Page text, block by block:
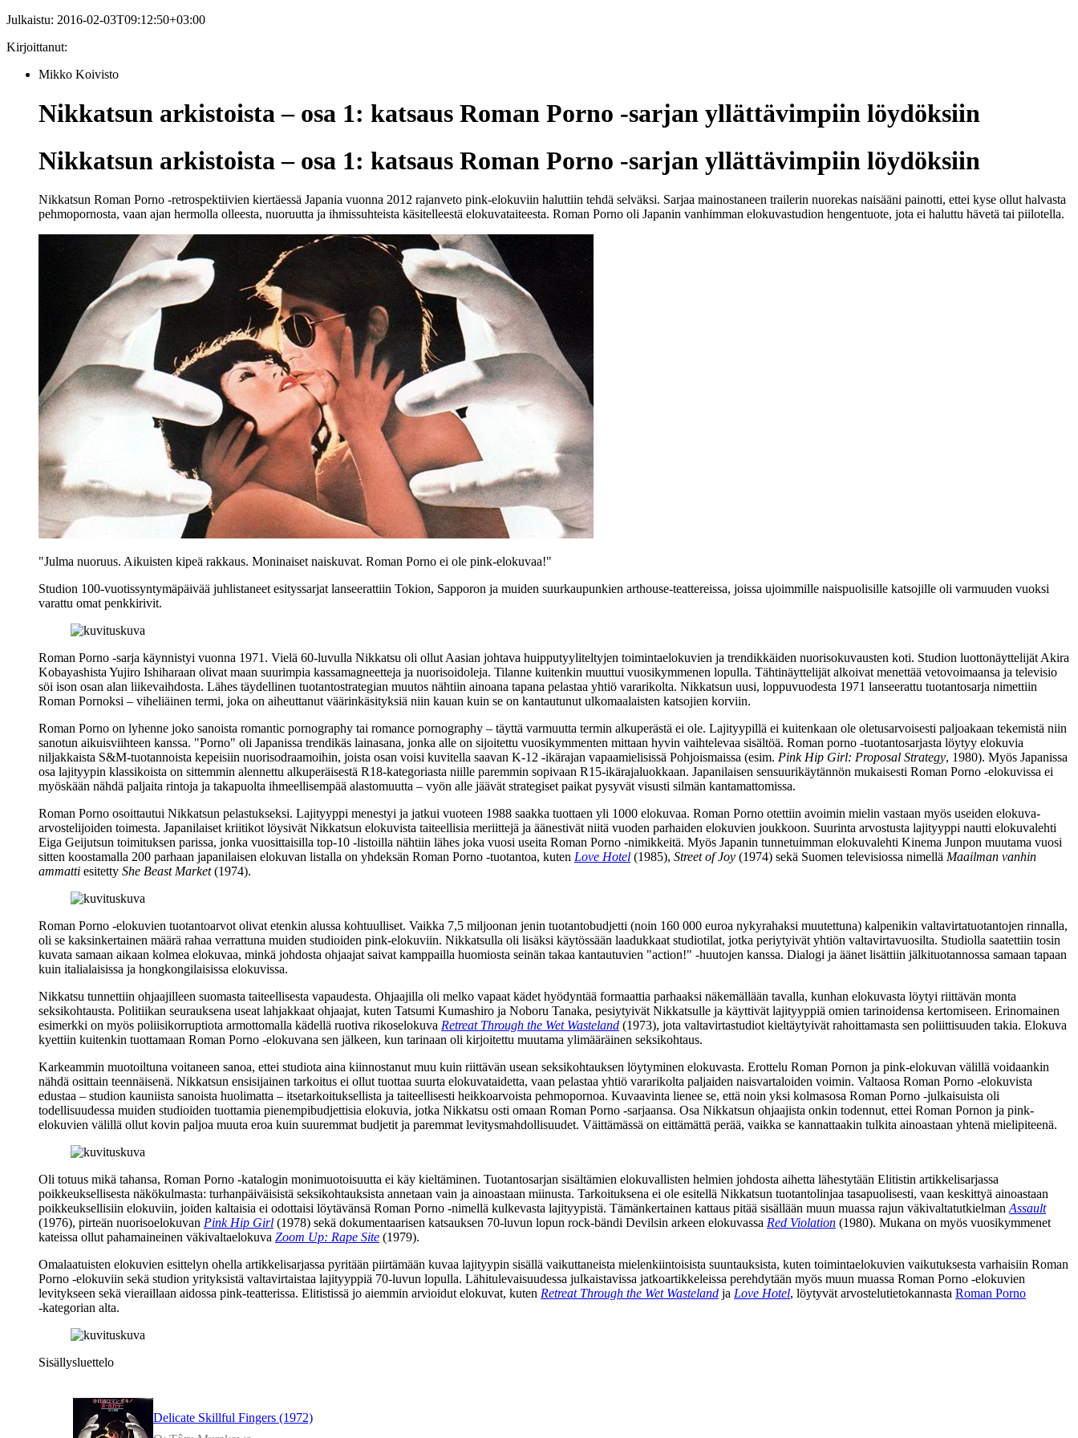
Julkaistu: 2016-02-03T09:12:50+03:00
Kirjoittanut:
Mikko Koivisto
Nikkatsun arkistoista – osa 1: katsaus Roman Porno -sarjan yllättävimpiin löydöksiin
Nikkatsun arkistoista – osa 1: katsaus Roman Porno -sarjan yllättävimpiin löydöksiin
Nikkatsun Roman Porno -retrospektiivien kiertäessä Japania vuonna 2012 rajanveto pink-elokuviin haluttiin tehdä selväksi. Sarjaa mainostaneen trailerin nuorekas naisääni painotti, ettei kyse ollut halvasta
pehmopornosta, vaan ajan hermolla olleesta, nuoruutta ja ihmissuhteista käsitelleestä elokuvataiteesta. Roman Porno oli Japanin vanhimman elokuvastudion hengentuote, jota ei haluttu hävetä tai piilotella.
"Julma nuoruus. Aikuisten kipeä rakkaus. Moninaiset naiskuvat. Roman Porno ei ole pink-elokuvaa!"
Studion 100‑vuotissyntymäpäivää juhlistaneet esityssarjat lanseerattiin Tokion, Sapporon ja muiden suurkaupunkien arthouse-teattereissa, joissa ujoimmille naispuolisille katsojille oli varmuuden vuoksi
varattu omat penkkirivit.
Roman Porno ‑sarja käynnistyi vuonna 1971. Vielä 60‑luvulla Nikkatsu oli ollut Aasian johtava huipputyyliteltyjen toimintaelokuvien ja trendikkäiden nuorisokuvausten koti. Studion luottonäyttelijät Akira
Kobayashista Yujiro Ishiharaan olivat maan suurimpia kassamagneetteja ja nuorisoidoleja. Tilanne kuitenkin muuttui vuosikymmenen lopulla. Tähtinäyttelijät alkoivat menettää vetovoimaansa ja televisio
söi ison osan alan liikevaihdosta. Lähes täydellinen tuotantostrategian muutos nähtiin ainoana tapana pelastaa yhtiö vararikolta. Nikkatsun uusi, loppuvuodesta 1971 lanseerattu tuotantosarja nimettiin
Roman Pornoksi – viheliäinen termi, joka on aiheuttanut väärinkäsityksiä niin kauan kuin se on kantautunut ulkomaalaisten katsojien korviin.
Roman Porno on lyhenne joko sanoista romantic pornography tai romance pornography – täyttä varmuutta termin alkuperästä ei ole. Lajityypillä ei kuitenkaan ole oletusarvoisesti paljoakaan tekemistä niin
sanotun aikuisviihteen kanssa. "Porno" oli Japanissa trendikäs lainasana, jonka alle on sijoitettu vuosikymmenten mittaan hyvin vaihtelevaa sisältöä. Roman porno ‑tuotantosarjasta löytyy elokuvia
niljakkaista S&M-tuotannoista kepeisiin nuorisodraamoihin, joista osan voisi kuvitella saavan K‑12 ‑ikärajan vapaamielisissä Pohjoismaissa (esim. Pink Hip Girl: Proposal Strategy, 1980). Myös Japanissa
osa lajityypin klassikoista on sittemmin alennettu alkuperäisestä R18-kategoriasta niille paremmin sopivaan R15-ikärajaluokkaan. Japanilaisen sensuurikäytännön mukaisesti Roman Porno ‑elokuvissa ei
myöskään nähdä paljaita rintoja ja takapuolta ihmeellisempää alastomuutta – vyön alle jäävät strategiset paikat pysyvät visusti silmän kantamattomissa.
Roman Porno osoittautui Nikkatsun pelastukseksi. Lajityyppi menestyi ja jatkui vuoteen 1988 saakka tuottaen yli 1000 elokuvaa. Roman Porno otettiin avoimin mielin vastaan myös useiden elokuva-
arvostelijoiden toimesta. Japanilaiset kriitikot löysivät Nikkatsun elokuvista taiteellisia meriittejä ja äänestivät niitä vuoden parhaiden elokuvien joukkoon. Suurinta arvostusta lajityyppi nautti elokuvalehti
Eiga Geijutsun toimituksen parissa, jonka vuosittaisilla top‑10 ‑listoilla nähtiin lähes joka vuosi useita Roman Porno ‑nimikkeitä. Myös Japanin tunnetuimman elokuvalehti Kinema Junpon muutama vuosi
sitten koostamalla 200 parhaan japanilaisen elokuvan listalla on yhdeksän Roman Porno ‑tuotantoa, kuten Love Hotel (1985), Street of Joy (1974) sekä Suomen televisiossa nimellä Maailman vanhin
ammatti esitetty She Beast Market(1974).
Roman Porno ‑elokuvien tuotantoarvot olivat etenkin alussa kohtuulliset. Vaikka 7,5 miljoonan jenin tuotantobudjetti (noin 160 000 euroa nykyrahaksi muutettuna) kalpenikin valtavirtatuotantojen rinnalla,
oli se kaksinkertainen määrä rahaa verrattuna muiden studioiden pink-elokuviin. Nikkatsulla oli lisäksi käytössään laadukkaat studiotilat, jotka periytyivät yhtiön valtavirtavuosilta. Studiolla saatettiin tosin
kuvata samaan aikaan kolmea elokuvaa, minkä johdosta ohjaajat saivat kamppailla huomiosta seinän takaa kantautuvien "action!" ‑huutojen kanssa. Dialogi ja äänet lisättiin jälkituotannossa samaan tapaan
kuin italialaisissa ja hongkongilaisissa elokuvissa.
Nikkatsu tunnettiin ohjaajilleen suomasta taiteellisesta vapaudesta. Ohjaajilla oli melko vapaat kädet hyödyntää formaattia parhaaksi näkemällään tavalla, kunhan elokuvasta löytyi riittävän monta
seksikohtausta. Politiikan seurauksena useat lahjakkaat ohjaajat, kuten Tatsumi Kumashiro ja Noboru Tanaka, pesiytyivät Nikkatsulle ja käyttivät lajityyppiä omien tarinoidensa kertomiseen. Erinomainen
esimerkki on myös poliisikorruptiota armottomalla kädellä ruotiva rikoselokuva Retreat Through the Wet Wasteland (1973), jota valtavirtastudiot kieltäytyivät rahoittamasta sen poliittisuuden takia. Elokuva
kyettiin kuitenkin tuottamaan Roman Porno ‑elokuvana sen jälkeen, kun tarinaan oli kirjoitettu muutama ylimääräinen seksikohtaus.
Karkeammin muotoiltuna voitaneen sanoa, ettei studiota aina kiinnostanut muu kuin riittävän usean seksikohtauksen löytyminen elokuvasta. Erottelu Roman Pornon ja pink-elokuvan välillä voidaankin
nähdä osittain teennäisenä. Nikkatsun ensisijainen tarkoitus ei ollut tuottaa suurta elokuvataidetta, vaan pelastaa yhtiö vararikolta paljaiden naisvartaloiden voimin. Valtaosa Roman Porno ‑elokuvista
edustaa – studion kauniista sanoista huolimatta – itsetarkoituksellista ja taiteellisesti heikkoarvoista pehmopornoa. Kuvaavinta lienee se, että noin yksi kolmasosa Roman Porno ‑julkaisuista oli
todellisuudessa muiden studioiden tuottamia pienempibudjettisia elokuvia, jotka Nikkatsu osti omaan Roman Porno ‑sarjaansa. Osa Nikkatsun ohjaajista onkin todennut, ettei Roman Pornon ja pink-
elokuvien välillä ollut kovin paljoa muuta eroa kuin suuremmat budjetit ja paremmat levitysmahdollisuudet. Väittämässä on eittämättä perää, vaikka se kannattaakin tulkita ainoastaan yhtenä mielipiteenä.
Oli totuus mikä tahansa, Roman Porno ‑katalogin monimuotoisuutta ei käy kieltäminen. Tuotantosarjan sisältämien elokuvallisten helmien johdosta aihetta lähestytään Elitistin artikkelisarjassa
poikkeuksellisesta näkökulmasta: turhanpäiväisistä seksikohtauksista annetaan vain ja ainoastaan miinusta. Tarkoituksena ei ole esitellä Nikkatsun tuotantolinjaa tasapuolisesti, vaan keskittyä ainoastaan
poikkeuksellisiin elokuviin, joiden kaltaisia ei odottaisi löytävänsä Roman Porno ‑nimellä kulkevasta lajityypistä. Tämänkertainen kattaus pitää sisällään muun muassa rajun väkivaltatutkielman Assault
(1976), pirteän nuorisoelokuvan Pink Hip Girl (1978) sekä dokumentaarisen katsauksen 70‑luvun lopun rock-bändi Devilsin arkeen elokuvassa Red Violation (1980). Mukana on myös vuosikymmenet
kateissa ollut pahamaineinen väkivaltaelokuva Zoom Up: Rape Site (1979).
Omalaatuisten elokuvien esittelyn ohella artikkelisarjassa pyritään piirtämään kuvaa lajityypin sisällä vaikuttaneista mielenkiintoisista suuntauksista, kuten toimintaelokuvien vaikutuksesta varhaisiin Roman
Porno ‑elokuviin sekä studion yrityksistä valtavirtaistaa lajityyppiä 70‑luvun lopulla. Lähitulevaisuudessa julkaistavissa jatkoartikkeleissa perehdytään myös muun muassa Roman Porno ‑elokuvien
levitykseen sekä vieraillaan aidossa pink-teatterissa. Elitistissä jo aiemmin arvioidut elokuvat, kuten Retreat Through the Wet Wasteland ja Love Hotel, löytyvät arvostelutietokannasta Roman Porno
‑kategorian alta.
Sisällysluettelo
Delicate Skillful Fingers (1972)